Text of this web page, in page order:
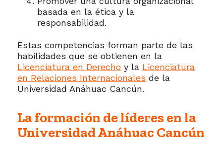
basada en la ética y la
responsabilidad.
Estas competencias forman parte de las
habilidades que se obtienen en la
Licenciatura en Derecho y la Licenciatura
en Relaciones Internacionales de la
Universidad Anáhuac Cancún.
La formación de líderes en la
Universidad Anáhuac Cancún